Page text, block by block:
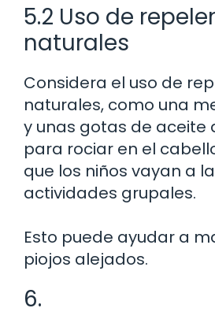
5.2 Uso de
naturales
Considera el uso de
naturales, como una
y unas gotas de aceite
para rociar en el
que los niños vayan a
actividades grupales.
Esto puede ayudar a
piojos alejados.
6.